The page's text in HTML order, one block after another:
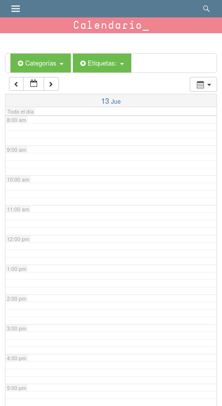
Calendario
Categorías Etiquetas:
13 Jue
Todo el día
6:00 am
7:00 am
8:00 am
9:00 am
10:00 am
11:00 am
12:00 pm
1:00 pm
2:00 pm
3:00 pm
4:00 pm
5:00 pm